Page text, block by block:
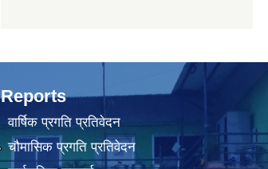
Reports
वार्षिक प्रगति प्रतिवेदन
चौमासिक प्रगति प्रतिवेदन